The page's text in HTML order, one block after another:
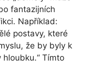
fantazijních
Například:
postavy, které
že by byly k
Tímto